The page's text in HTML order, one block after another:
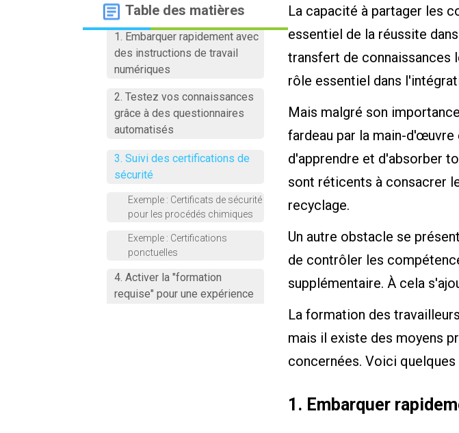
Table des matières
1. Embarquer rapidement avec
des instructions de travail
numériques
2. Testez vos connaissances
grâce à des questionnaires
automatisés
3. Suivi des certifications de
sécurité
Exemple : Certificats de sécurité
pour les procédés chimiques
Exemple : Certifications
ponctuelles
4. Activer la "formation
requise" pour une expérience
La capacité à partager les
essentiel de la réussite
transfert de connaissances
rôle essentiel dans
Mais malgré son
fardeau par la main-
d'apprendre et d'absorber
sont réticents à consacrer
recyclage.
Un autre obstacle se
de contrôler les
supplémentaire. À cela
La formation des
mais il existe des moyens
concernées. Voici
1. Embarquer